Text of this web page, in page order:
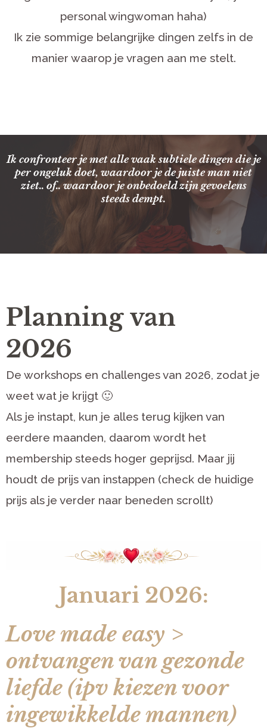
personal wingwoman haha)
Ik zie sommige belangrijke dingen zelfs in de
manier waarop je vragen aan me stelt.
Ik confronteer je met alle vaak subtiele dingen die je
per ongeluk doet, waardoor je de juiste man niet
ziet.. of.. waardoor je onbedoeld zijn gevoelens
steeds dempt.
Planning van
2026
De workshops en challenges van 2026, zodat je
weet wat je krijgt 🙂
Als je instapt, kun je alles terug kijken van
eerdere maanden, daarom wordt het
membership steeds hoger geprijsd. Maar jij
houdt de prijs van instappen (check de huidige
prijs als je verder naar beneden scrollt)
Januari 2026:
Love made easy >
ontvangen van gezonde
liefde (ipv kiezen voor
ingewikkelde mannen)